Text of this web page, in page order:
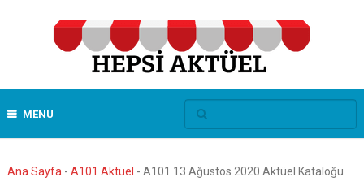
MENU
Ana Sayfa - A101 Aktüel - A101 13 Ağustos 2020 Aktüel Kataloğu